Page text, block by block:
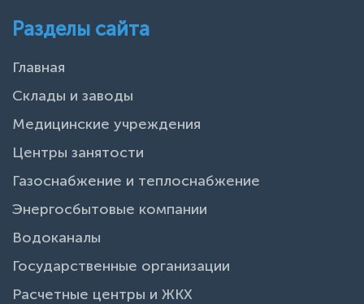
Разделы сайта
Главная
Склады и заводы
Медицинские учреждения
Центры занятости
Газоснабжение и теплоснабжение
Энергосбытовые компании
Водоканалы
Государственные организации
Расчетные центры и ЖКХ